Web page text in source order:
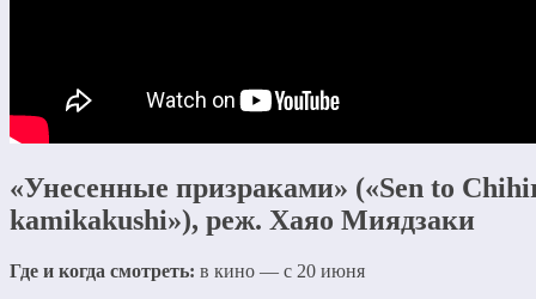
«Унесенные призраками» («Sen to
kamikakushi»), реж. Хаяо Миядзаки
Где и когда смотреть: в кино — с 20 июня